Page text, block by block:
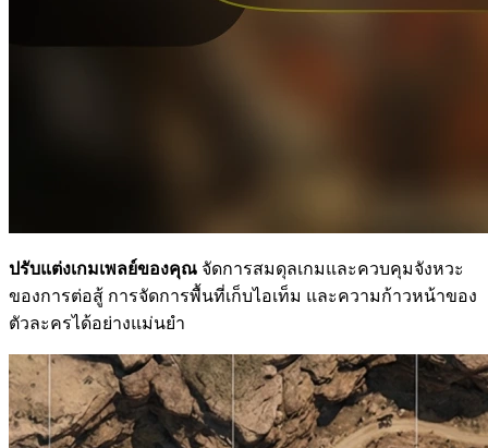
ปรับแต่งเกมเพลย์ของคุณ จัดการสมดุลเกมและควบคุมจังหวะ
ของการต่อสู้ การจัดการพื้นที่เก็บไอเท็ม และความก้าวหน้าของ
ตัวละครได้อย่างแม่นยำ